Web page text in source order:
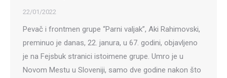
22/01/2022
Pevač i frontmen grupe “Parni valjak”, Aki Rahimovski,
preminuo je danas, 22. janura, u 67. godini, objavljeno
je na Fejsbuk stranici istoimene grupe. Umro je u
Novom Mestu u Sloveniji, samo dve godine nakon što